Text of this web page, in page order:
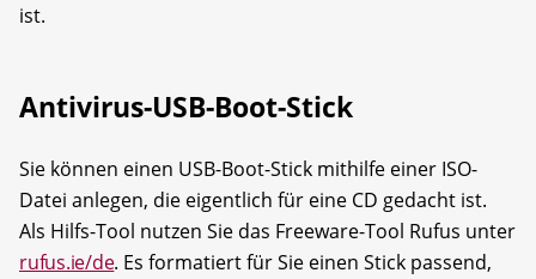
ist.
Antivirus-USB-Boot-Stick
Sie können einen USB-Boot-Stick mithilfe einer ISO-
Datei anlegen, die eigentlich für eine CD gedacht ist.
Als Hilfs-Tool nutzen Sie das Freeware-Tool Rufus unter
rufus.ie/de. Es formatiert für Sie einen Stick passend,